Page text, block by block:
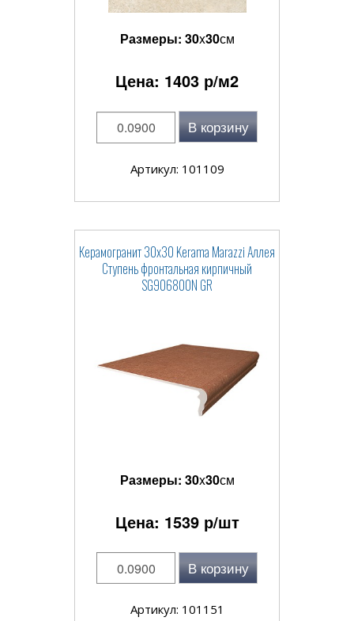
Размеры: 30x30см
Цена: 1403 р/м2
В корзину
Артикул: 101109
Керамогранит 30x30 Kerama Marazzi Аллея
Ступень фронтальная кирпичный
SG906800N GR
Размеры: 30x30см
Цена: 1539р/шт
В корзину
Артикул: 101151